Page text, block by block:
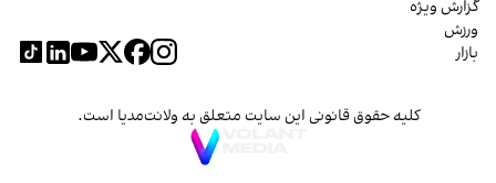
گزارش ویژه
ورزش
بازار
کلیه حقوق قانونی این سایت متعلق به ولانت‌مدیا است.